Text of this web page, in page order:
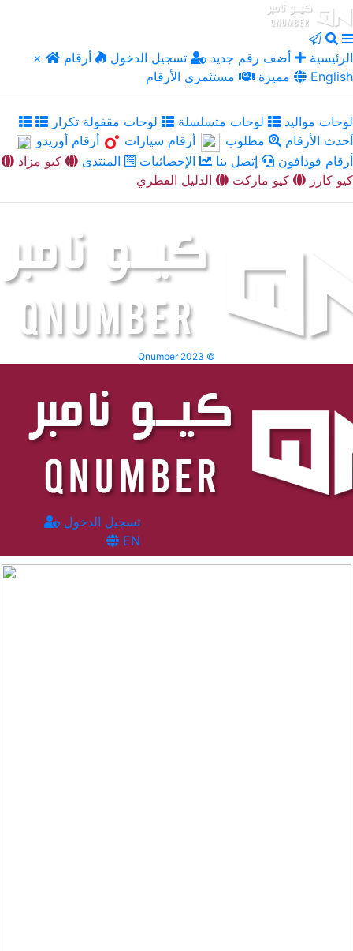
× الرئيسية أضف رقم جديد تسجيل الدخول
أرقام
مميزة
مستثمري الأرقام English
لوحات مواليد لوحات متسلسلة
لوحات مقفولة تكرار
أحدث الأرقام
مطلوب أرقام سيارات
أرقام أوريدو
أرقام فودافون
إتصل بنا الإحصائيات المنتدى
كيو مزاد
كيو كارز
كيو ماركت الدليل القطري
Qnumber 2023 ©
تسجيل الدخول
EN